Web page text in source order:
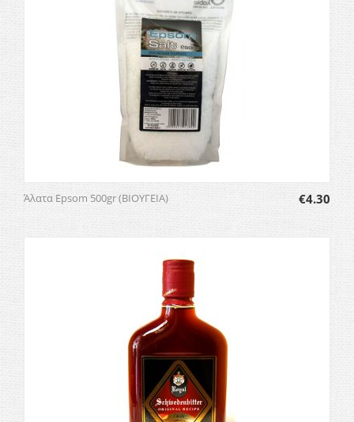
Άλατα Epsom 500gr (ΒΙΟΥΓΕΙΑ) €4.30